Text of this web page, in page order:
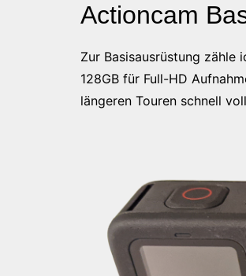
Actioncam
Zur Basisausrüstung zähle
128GB für Full-HD
längeren Touren schnell